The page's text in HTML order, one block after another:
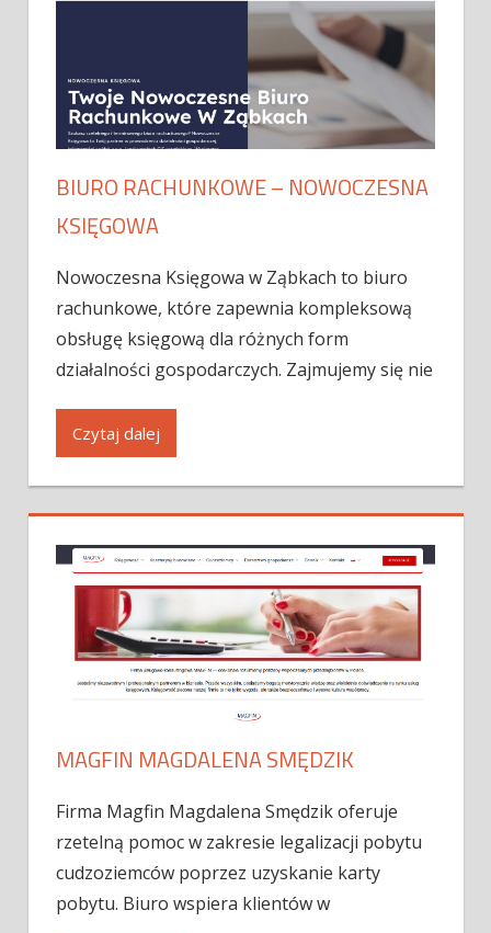
BIURO RACHUNKOWE – NOWOCZESNA
KSIĘGOWA
Nowoczesna Księgowa w Ząbkach to biuro
rachunkowe, które zapewnia kompleksową
obsługę księgową dla różnych form
działalności gospodarczych. Zajmujemy się nie
Czytaj dalej
MAGFIN MAGDALENA SMĘDZIK
Firma Magfin Magdalena Smędzik oferuje
rzetelną pomoc w zakresie legalizacji pobytu
cudzoziemców poprzez uzyskanie karty
pobytu. Biuro wspiera klientów w